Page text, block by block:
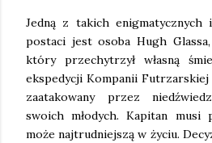
Jedną z takich enigmatycznych
postaci jest osoba Hugh
który przechytrzył własną
ekspedycji Kompanii
zaatakowany przez
swoich młodych. Kapitan musi
może najtrudniejszą w życiu.